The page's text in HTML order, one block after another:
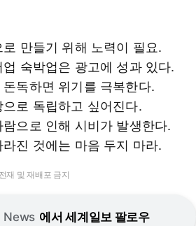
만들기 위해 노력이 필요.
숙박업은 광고에 성과 있다.
독하면 위기를 극복한다.
로 독립하고 싶어진다.
으로 인해 시비가 발생한다.
진 것에는 마음 두지 마라.
재 및 재배포 금지
News 에서 세계일보 팔로우